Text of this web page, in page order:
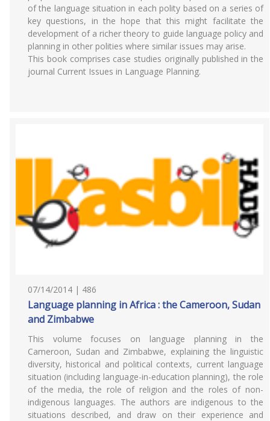
of the language situation in each polity based on a series of
key questions, in the hope that this might facilitate the
development of a richer theory to guide language policy and
planning in other polities where similar issues may arise.
This book comprises case studies originally published in the
journal Current Issues in Language Planning.
07/14/2014 | 486
Language planning in Africa : the Cameroon, Sudan
and Zimbabwe
This volume focuses on language planning in the
Cameroon, Sudan and Zimbabwe, explaining the linguistic
diversity, historical and political contexts, current language
situation (including language-in-education planning), the role
of the media, the role of religion and the roles of non-
indigenous languages. The authors are indigenous to the
situations described, and draw on their experience and